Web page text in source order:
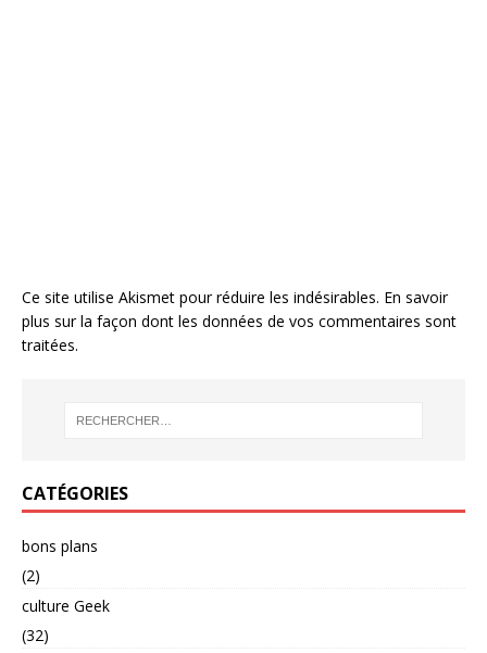
Ce site utilise Akismet pour réduire les indésirables. En savoir
plus sur la façon dont les données de vos commentaires sont
traitées.
CATÉGORIES
bons plans
(2)
culture Geek
(32)